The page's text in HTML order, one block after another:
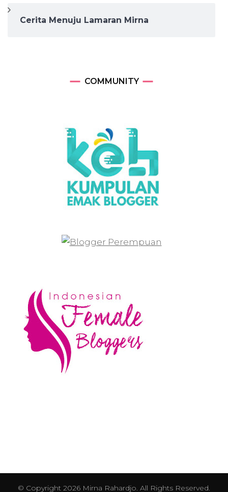
Cerita Menuju Lamaran Mirna
COMMUNITY
© Copyright 2026 Mirna Rahardjo . All Rights Reserved.